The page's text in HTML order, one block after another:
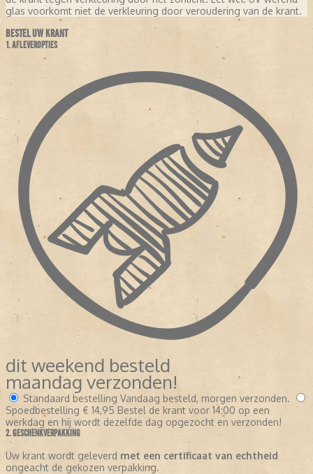
glas voorkomt niet de verkleuring door veroudering van de krant.
BESTEL UW KRANT
1. AFLEVEROPTIES
dit weekend besteld
maandag verzonden!
Standaard bestelling Vandaag besteld, morgen verzonden.
Spoedbestelling € 14,95 Bestel de krant voor 14:00 op een
werkdag en hij wordt dezelfde dag opgezocht en verzonden!
2. GESCHENKVERPAKKING
Uw krant wordt geleverd met een certificaat van echtheid
ongeacht de gekozen verpakking.